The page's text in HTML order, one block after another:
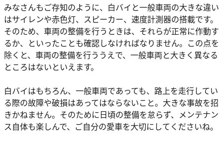
みなさんもご存知のように、白バイと一般車両の大きな違い
はサイレンや赤色灯、スピーカー、速度計測器の搭載です。
そのため、車両の整備を行うときは、それらが正常に作動す
るか、といったことも確認しなければなりません。この点を
除くと、車両の整備を行ううえで、一般車両と大きく異なる
ところはないといえます。
白バイはもちろん、一般車両であっても、路上を走行してい
る際の故障や破損はあってはならないこと。大きな事故を招
きかねません。そのために日頃の整備を怠らず、メンテナン
ス自体も楽しんで、ご自分の愛車を大切にしてくださいね。